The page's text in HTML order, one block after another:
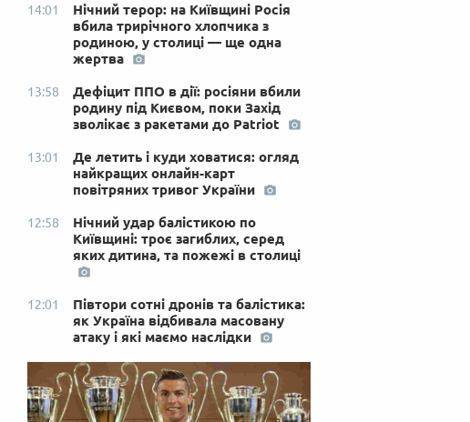
14:01
Нічний терор: на Київщині Росія
вбила трирічного хлопчика з
родиною, у столиці — ще одна
жертва
13:58
Дефіцит ППО в дії: росіяни вбили
родину під Києвом, поки Захід
зволікає з ракетами до Patriot
13:01
Де летить і куди ховатися: огляд
найкращих онлайн-карт
повітряних тривог України
12:58
Нічний удар балістикою по
Київщині: троє загиблих, серед
яких дитина, та пожежі в столиці
12:01
Півтори сотні дронів та балістика:
як Україна відбивала масовану
атаку і які маємо наслідки